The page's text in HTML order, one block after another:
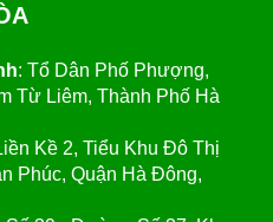
: Tổ Dân Phố Phượng,
Từ Liêm, Thành Phố Hà
Kề 2, Tiểu Khu Đô Thị
Phúc, Quận Hà Đông,